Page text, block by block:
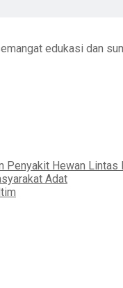
edukasi dan
Penyakit Hewan Lintas
Adat